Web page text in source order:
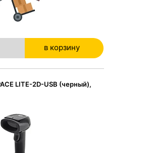
в корзину
в корзине
LITE-2D-USB (черный),